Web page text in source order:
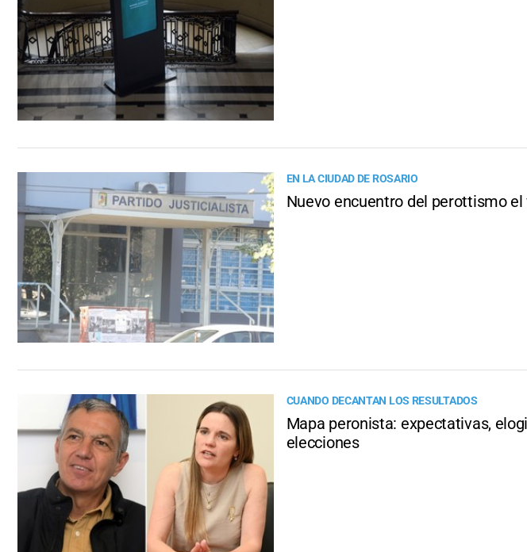
EN LA CIUDAD DE ROSARIO
Nuevo encuentro del perottismo
CUANDO DECANTAN LOS RESULTADOS
Mapa peronista: expectativas,
elecciones